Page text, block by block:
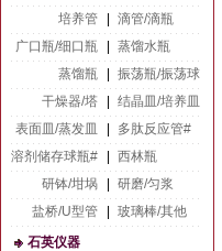
培养管
滴管/滴瓶
广口瓶/细口瓶
蒸馏水瓶
蒸馏瓶
振荡瓶/振荡球
干燥器/塔
结晶皿/培养皿
表面皿/蒸发皿
多肽反应管#
溶剂储存球瓶#
西林瓶
研钵/坩埚
研磨/匀浆
盐桥/U型管
玻璃棒/其他
石英仪器